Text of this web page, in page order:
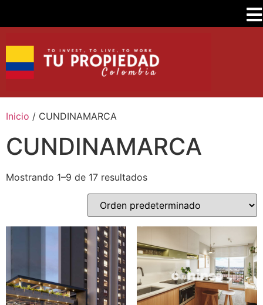
Inicio / CUNDINAMARCA
CUNDINAMARCA
Mostrando 1–9 de 17 resultados